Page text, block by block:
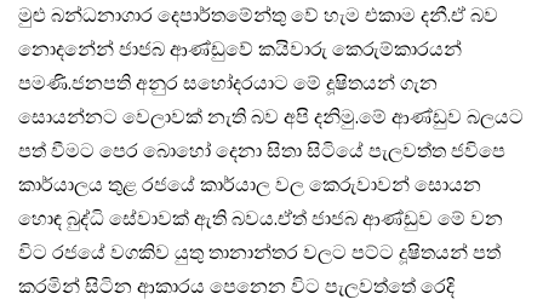
මුළු බන්ධනාගාර දෙපාර්තමේන්තු වේ හැම එකාම දනී.ඒ බව
නොදන්‍නේ ජාජබ ආණ්ඩුවේ කයිවාරු කෙරුම්කාරයන්
පමණි.ජනපති අනුර සහෝදරයාට මේ දූෂිතයන් ගැන
සොයන්නට වෙලාවක් නැති බව අපි දනිමු.මේ ආණ්ඩුව බලයට
පත් වීමට ⁣පෙර බොහෝ දෙනා සිතා සිටියේ පැලවත්ත ජවිපෙ
කාර්යාලය තුළ රජයේ කාර්යාල වල කෙරුවාවන් සොයන
හොඳ බුද්ධි සේවාවක් ඇති බවය.ඒත් ජාජබ ආණ්ඩුව මේ වන
විට රජයේ වගකිව යුතු තානාන්තර වලට පට්ට දූෂිතයන් පත්
කරමින් සිටින ආකාරය පෙනෙන විට පැලවත්තේ රෙදි